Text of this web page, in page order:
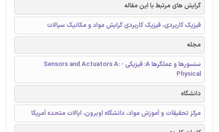
گرایش های مرتبط با این مقاله
فیزیک کاربردی، فیزیک کاربردی گرایش مواد و مکانیک سیالات
مجله
سنسورها و عملگرها A: فیزیکی - Sensors and Actuators A:
Physical
دانشگاه
مرکز تحقيقات و آموزش مواد، دانشگاه اوبرون، ايالات متحده آمریکا